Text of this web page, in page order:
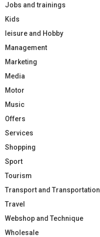
Jobs and trainings
Kids
leisure and Hobby
Management
Marketing
Media
Motor
Music
Offers
Services
Shopping
Sport
Tourism
Transport and Transportation
Travel
Webshop and Technique
Wholesale